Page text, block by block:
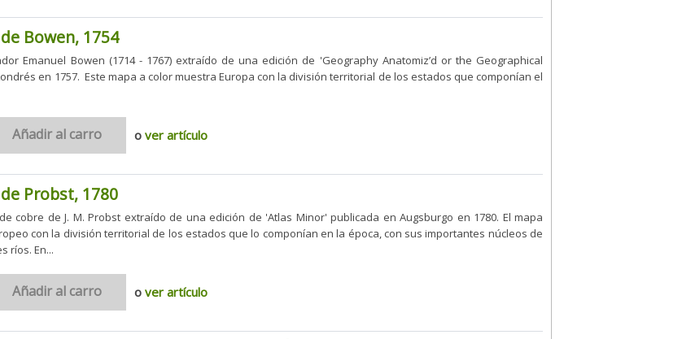
Bowen, 1754
Emanuel Bowen (1714 - 1767) extraído de una edición de 'Geography Anatomiz’d or the Geographical
en 1757. Este mapa a color muestra Europa con la división territorial de los estados que componían el
Añadir al carro o ver artículo
Probst, 1780
cobre de J. M. Probst extraído de una edición de 'Atlas Minor' publicada en Augsburgo en 1780. El mapa
con la división territorial de los estados que lo componían en la época, con sus importantes núcleos de
ríos. En...
Añadir al carro o ver artículo